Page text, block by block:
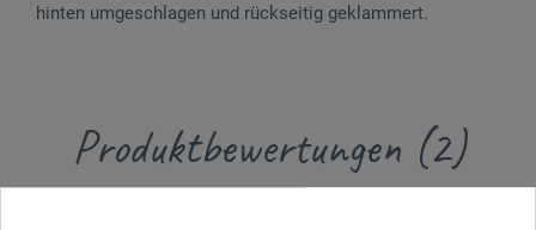
hinten umgeschlagen und rückseitig geklammert.
Produktbewertungen (2)